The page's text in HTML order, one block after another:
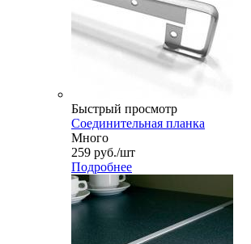
Быстрый просмотр
Соединительная планка
Много
259 руб./шт
Подробнее